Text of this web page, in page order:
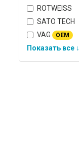
ROTWEISS
SATO TECH
VAG
OEM
Показать все ↓